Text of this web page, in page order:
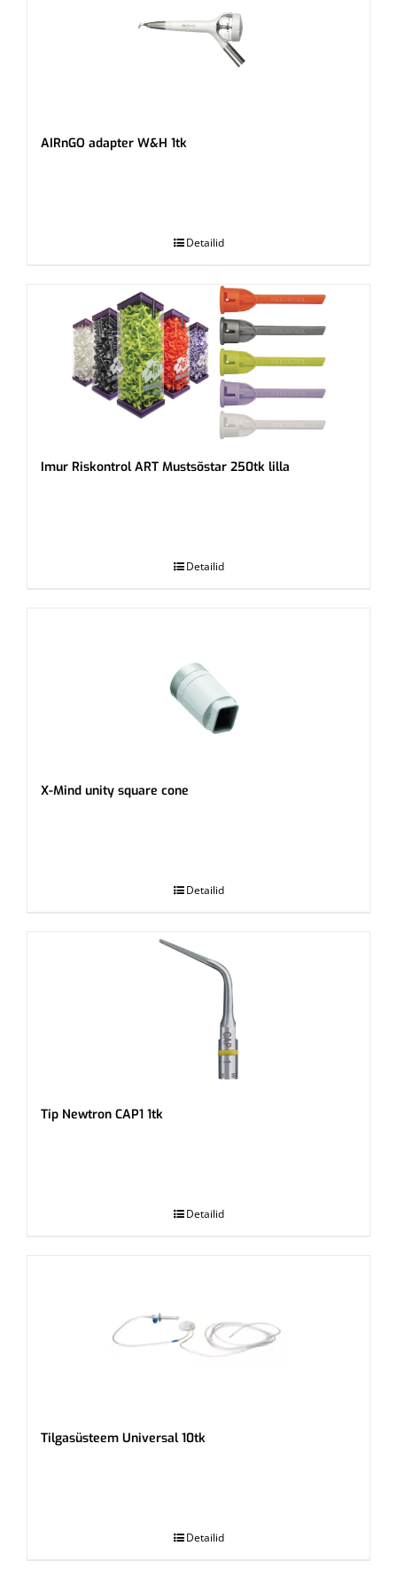
AIRnGO adapter W&H 1tk
Detailid
Imur Riskontrol ART Mustsõstar 250tk lilla
Detailid
X-Mind unity square cone
Detailid
Tip Newtron CAP1 1tk
Detailid
Tilgasüsteem Universal 10tk
Detailid